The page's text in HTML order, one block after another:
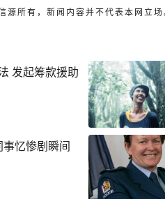
所有，新闻内容并不代表本网立场
发起筹款援助
忆惨剧瞬间